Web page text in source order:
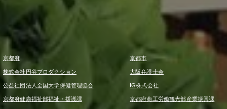
京都府 京都市
株式会社円谷プロダクション 大阪弁護士会
公益社団法人全国大学保健管理協会 IG株式会社
京都府健康福祉部福祉・援護課 京都府商工労働観光部産業振興課